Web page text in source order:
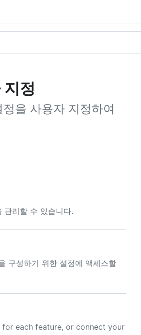
정
을 사용자 지정하여
리할 수 있습니다.
구성하기 위한 설정에 액세스할
each feature, or connect your